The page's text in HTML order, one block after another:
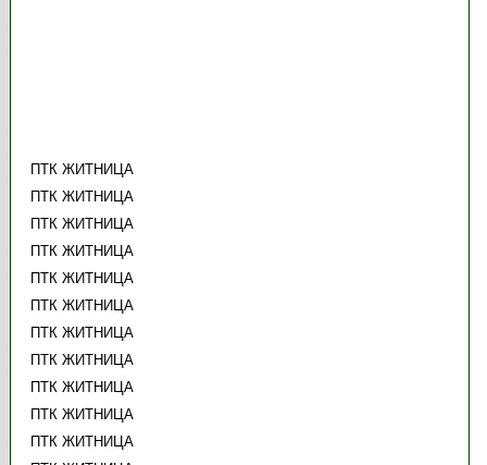
ПТК ЖИТНИЦА
ПТК ЖИТНИЦА
ПТК ЖИТНИЦА
ПТК ЖИТНИЦА
ПТК ЖИТНИЦА
ПТК ЖИТНИЦА
ПТК ЖИТНИЦА
ПТК ЖИТНИЦА
ПТК ЖИТНИЦА
ПТК ЖИТНИЦА
ПТК ЖИТНИЦА